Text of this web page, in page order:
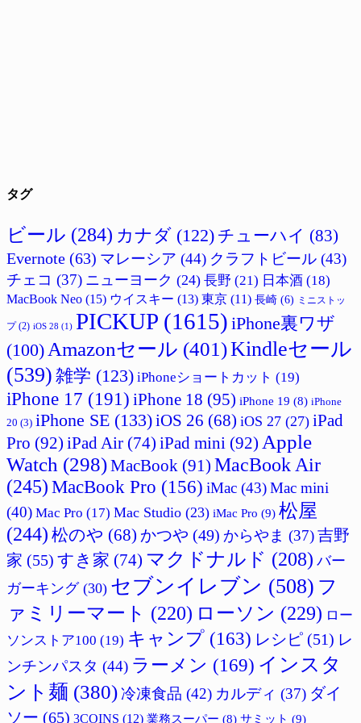
タグ
ビール (284) カナダ (122) チューハイ (83)
Evernote (63) マレーシア (44) クラフトビール (43)
チェコ (37) ニューヨーク (24) 長野 (21) 日本酒 (18)
MacBook Neo (15) ウイスキー (13) 東京 (11) 長崎 (6) ミニストッ
プ(2) iOS 28 (1) PICKUP (1615) iPhone裏ワザ
(100) Amazonセール (401)Kindleセール
(539) 雑学 (123) iPhoneショートカット (19)
iPhone 17 (191) iPhone 18 (95) iPhone 19 (8) iPhone
20 (3) iPhone SE (133)iOS 26 (68) iOS 27 (27) iPad
Pro (92) iPad Air (74) iPad mini (92) Apple
Watch (298)MacBook (91) MacBook Air
(245) MacBook Pro (156) iMac (43)Mac mini
(40) Mac Pro (17) Mac Studio (23) iMac Pro (9) 松屋
(244) 松のや (68) かつや (49) からやま (37)吉野
家 (55) すき家 (74) マクドナルド (208) バー
ガーキング(30) セブンイレブン (508) フ
ァミリーマート (220) ローソン (229) ロー
ソンストア100 (19) キャンプ (163) レシピ (51) レ
ンチンパスタ (44) ラーメン (169) インスタ
ント麺 (380)冷凍食品 (42) カルディ (37) ダイ
ソー (65) 3COINS (12) 業務スーパー (8) サミット (9)